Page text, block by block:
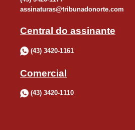
assinaturas@tribunadonorte.com
Central do assinante
(43) 3420-1161
Comercial
(43) 3420-1110